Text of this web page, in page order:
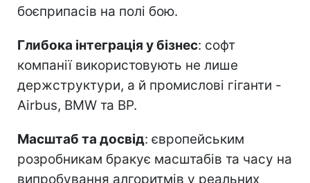
боєприпасів на полі бою.
Глибока інтеграція у бізнес: софт
компанії використовують не лише
держструктури, а й промислові гіганти -
Airbus, BMW та BP.
Масштаб та досвід: європейським
розробникам бракує масштабів та часу на
випробування алгоритмів у реальних